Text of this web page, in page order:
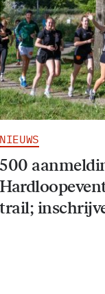
NIEUWS
500
trail;